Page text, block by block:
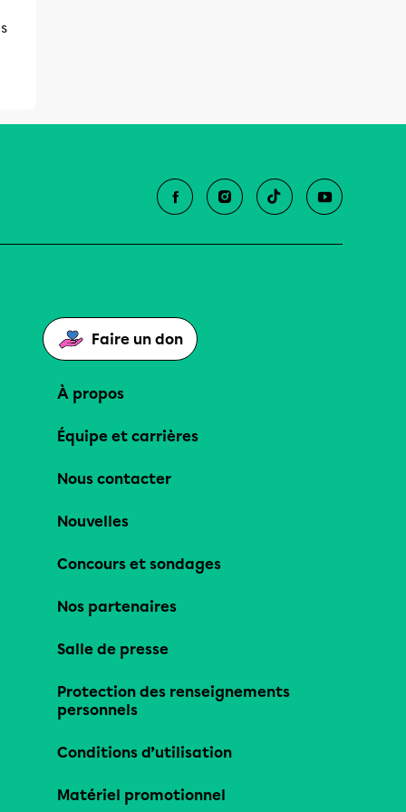
Faire un don
À propos
Équipe et carrières
Nous contacter
Nouvelles
Concours et sondages
Nos partenaires
Salle de presse
Protection des renseignements
personnels
Conditions d’utilisation
Matériel promotionnel